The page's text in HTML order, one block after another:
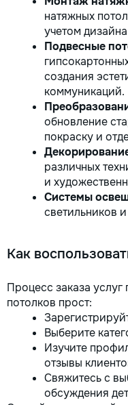
натяжных
учетом
Подвесные
создания
коммуникаций.
обновление
покраску и
различных
и
Системы
светильников
Как
Процесс заказа
потолков прост:
Выберите
Изучите
отзывы
Свяжитесь с
обсуждения